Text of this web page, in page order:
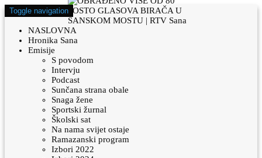
Toggle navigation
NASLOVNA
Hronika Sana
Emisije
S povodom
Intervju
Podcast
Sunčana strana obale
Snaga žene
Sportski žurnal
Školski sat
Na nama svijet ostaje
Ramazanski program
Izbori 2022